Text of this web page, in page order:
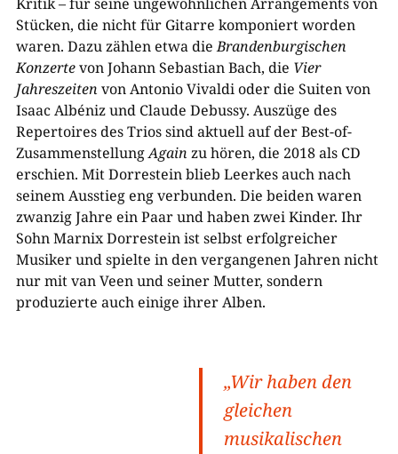
Stücken, die nicht für Gitarre komponiert worden
waren. Dazu zählen etwa dieBrandenburgischen
Konzertevon Johann Sebastian Bach, die Vier
Jahreszeiten von Antonio Vivaldi oder die Suiten von
Isaac Albéniz und Claude Debussy. Auszüge des
Repertoires des Trios sind aktuell auf der Best-of-
ZusammenstellungAgain zu hören, die 2018 als CD
erschien. Mit Dorrestein blieb Leerkes auch nach
seinem Ausstieg eng verbunden. Die beiden waren
zwanzig Jahre ein Paar und haben zwei Kinder. Ihr
Sohn Marnix Dorrestein ist selbst erfolgreicher
Musiker und spielte in den vergangenen Jahren nicht
nur mit van Veen und seiner Mutter, sondern
produzierte auch einige ihrer Alben.
„Wir haben den
gleichen
musikalischen